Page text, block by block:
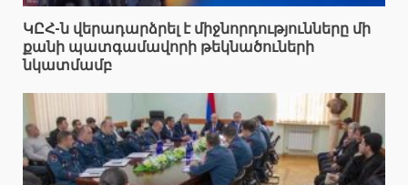
ԿԸՀ-ն վերադարձրել է միջնորդությունները մի
քանի պատգամավորի թեկնածուների
նկատմամբ